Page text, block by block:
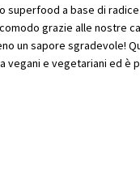
a base di
grazie alle nostre
un sapore sgradevole!
vegani e vegetariani ed è